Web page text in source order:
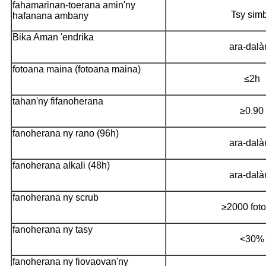
fahamarinan-toerana amin'ny
hafanana ambany
Tsy
Bika Aman 'endrika
ara-
fotoana maina (fotoana maina)
≤2h
tahan'ny fifanoherana
≥0.90
fanoherana ny rano (96h)
ara-
fanoherana alkali (48h)
ara-
fanoherana ny scrub
≥2000
fanoherana ny tasy
<30%
fanoherana ny fiovaovan'ny